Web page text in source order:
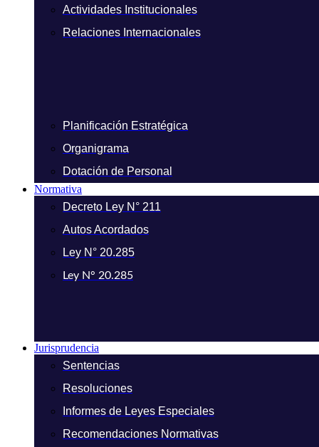
Actividades Institucionales
Relaciones Internacionales
Planificación Estratégica
Organigrama
Dotación de Personal
Normativa
Decreto Ley N° 211
Autos Acordados
Ley N° 20.285
Ley N° 20.285
Jurisprudencia
Sentencias
Resoluciones
Informes de Leyes Especiales
Recomendaciones Normativas